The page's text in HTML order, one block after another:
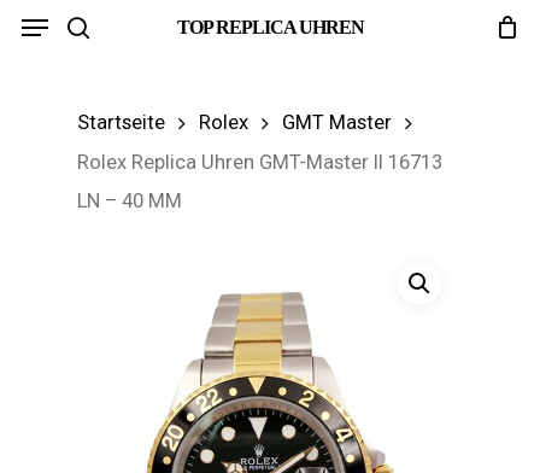
Skip
TOP REPLICA UHREN
Menu
Startseite Rolex
GMT Master
Rolex Replica Uhren GMT-Master II 16713
LN – 40 MM